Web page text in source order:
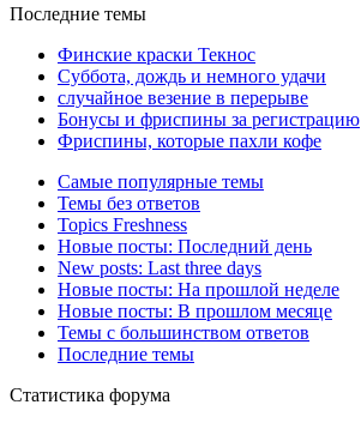
Последние темы
Финские краски Текнос
Суббота, дождь и немного удачи
случайное везение в перерыве
Бонусы и фриспины за регистрацию
Фриспины, которые пахли кофе
Самые популярные темы
Темы без ответов
Topics Freshness
Новые посты: Последний день
New posts: Last three days
Новые посты: На прошлой неделе
Новые посты: В прошлом месяце
Темы с большинством ответов
Последние темы
Статистика форума